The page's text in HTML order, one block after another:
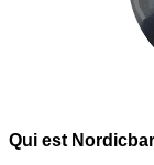
Qui est